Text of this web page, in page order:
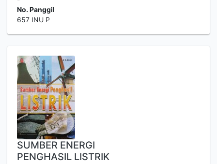
No. Panggil
657 INU P
SUMBER ENERGI
PENGHASIL LISTRIK